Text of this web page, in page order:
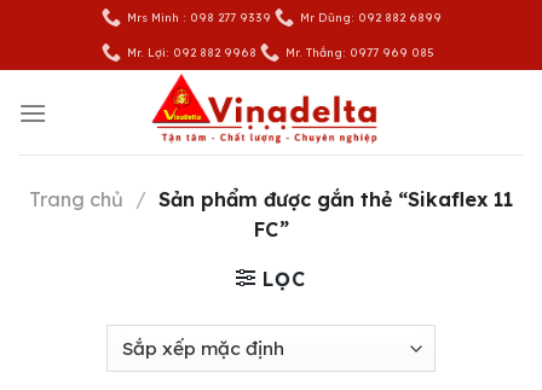
content
Mrs Minh : 098 277 9339 Mr Dũng: 092 882 6899
Mr. Lợi: 092 882 9968 Mr. Thắng: 0977 969 085
Trang chủ / Sản phẩm được gắn thẻ “Sikaflex 11
FC”
LỌC